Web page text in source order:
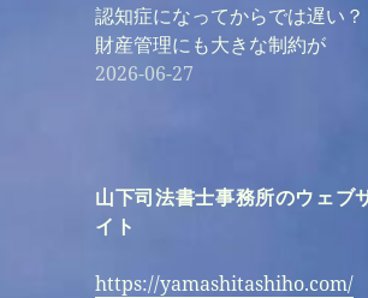
認知症になってからでは遅い？
財産管理にも大きな制約が
2026-06-27
山下司法書士事務所のウェブ
イト
https://yamashitashiho.com/